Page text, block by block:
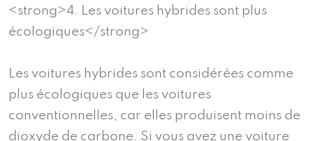
<strong>4. Les voitures hybrides sont plus
écologiques</strong>
Les voitures hybrides sont considérées comme
plus écologiques que les voitures
conventionnelles, car elles produisent moins de
dioxyde de carbone. Si vous avez une voiture